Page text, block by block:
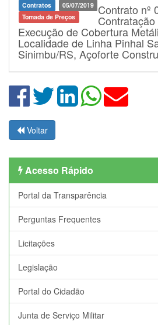
Contratos
05/07/2019
Tomada de Preços
Contrato nº
Execução de Cobertura
Localidade de Linha Pinhal
Sinimbu/RS, Açoforte
Voltar
Acesso Rápido
Portal da Transparência
Perguntas Frequentes
Licitações
Legislação
Portal do Cidadão
Junta de Serviço Militar